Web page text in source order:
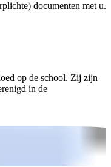
documenten met u.
op de school. Zij zijn
in de